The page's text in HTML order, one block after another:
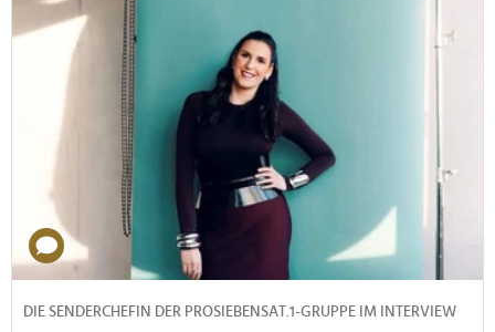
DIE SENDERCHEFIN DER PROSIEBENSAT.1-GRUPPE IM INTERVIEW